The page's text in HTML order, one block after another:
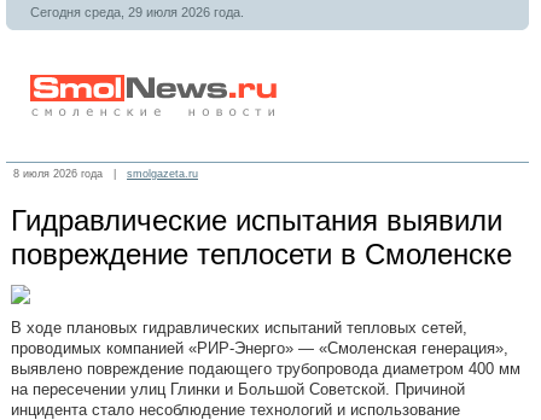
Сегодня среда, 29 июля 2026 года.
8 июля 2026 года | smolgazeta.ru
Гидравлические испытания выявили
повреждение теплосети в Смоленске
В ходе плановых гидравлических испытаний тепловых сетей,
проводимых компанией «РИР-Энерго» — «Смоленская генерация»,
выявлено повреждение подающего трубопровода диаметром 400 мм
на пересечении улиц Глинки и Большой Советской. Причиной
инцидента стало несоблюдение технологий и использование